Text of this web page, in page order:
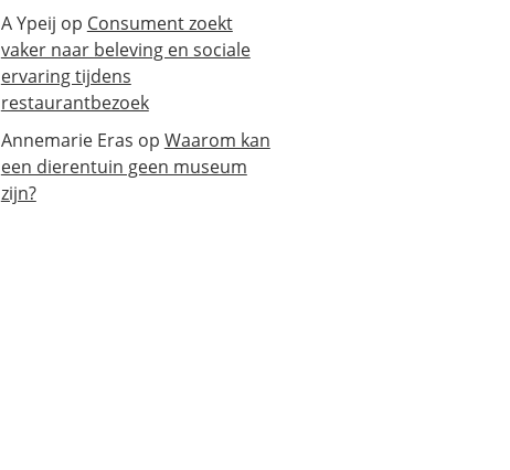
A Ypeij op Consument zoekt
vaker naar beleving en sociale
ervaring tijdens
restaurantbezoek
Annemarie Eras op Waarom kan
een dierentuin geen museum
zijn?